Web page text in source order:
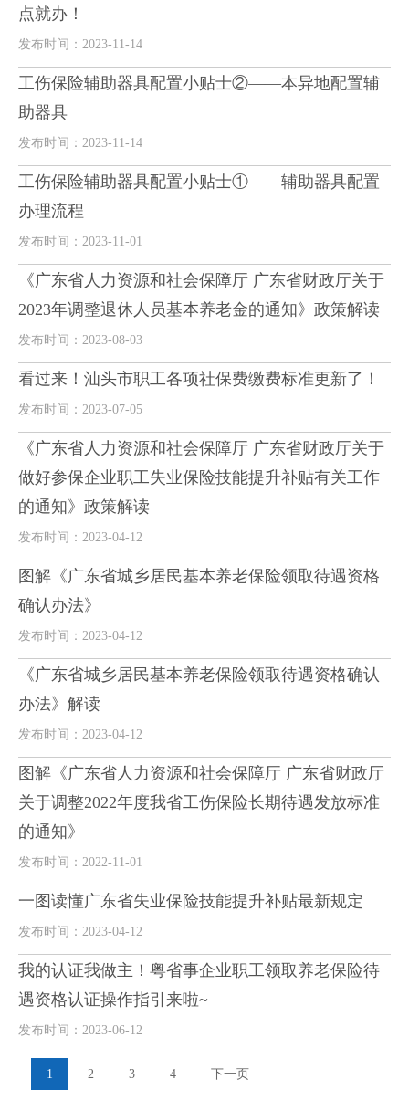
点就办！
发布时间：2023-11-14
工伤保险辅助器具配置小贴士②——本异地配置辅
助器具
发布时间：2023-11-14
工伤保险辅助器具配置小贴士①——辅助器具配置
办理流程
发布时间：2023-11-01
《广东省人力资源和社会保障厅 广东省财政厅关于
2023年调整退休人员基本养老金的通知》政策解读
发布时间：2023-08-03
看过来！汕头市职工各项社保费缴费标准更新了！
发布时间：2023-07-05
《广东省人力资源和社会保障厅 广东省财政厅关于
做好参保企业职工失业保险技能提升补贴有关工作
的通知》政策解读
发布时间：2023-04-12
图解《广东省城乡居民基本养老保险领取待遇资格
确认办法》
发布时间：2023-04-12
《广东省城乡居民基本养老保险领取待遇资格确认
办法》解读
发布时间：2023-04-12
图解《广东省人力资源和社会保障厅 广东省财政厅
关于调整2022年度我省工伤保险长期待遇发放标准
的通知》
发布时间：2022-11-01
一图读懂广东省失业保险技能提升补贴最新规定
发布时间：2023-04-12
我的认证我做主！粤省事企业职工领取养老保险待
遇资格认证操作指引来啦~
发布时间：2023-06-12
1 2 3 4 下一页